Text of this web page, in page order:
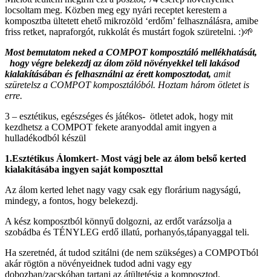
locsoltam meg. Közben meg egy nyári receptet kerestem a
komposztba ültetett ehető mikrozöld ‘erdőm’ felhasználásra, amibe
friss retket, napraforgót, rukkolát és mustárt fogok szüretelni. :)🌱
Most bemutatom neked a COMPOT komposztáló mellékhatását,
hogy végre belekezdj az álom zöld növényekkel teli lakásod
kialakításában és felhasználni az érett komposztodat, amit
szüretelsz a COMPOT komposztálóból. Hoztam három ötletet is
erre.
3 – esztétikus, egészséges és játékos- ötletet adok, hogy mit
kezdhetsz a COMPOT fekete aranyoddal amit ingyen a
hulladékodból készül
1.Esztétikus Álomkert- Most vágj bele az álom belső kerted
kialakításába ingyen saját komposzttal
Az álom kerted lehet nagy vagy csak egy florárium nagyságú,
mindegy, a fontos, hogy belekezdj.
A kész komposztból könnyű dolgozni, az erdőt varázsolja a
szobádba és TÉNYLEG erdő illatú, porhanyós,tápanyaggal teli.
Ha szeretnéd, át tudod szitálni (de nem szükséges) a COMPOTból
akár rögtön a növényeidnek tudod adni vagy egy
dobozban/zacskóban tartani az átültetésig a komposztod.